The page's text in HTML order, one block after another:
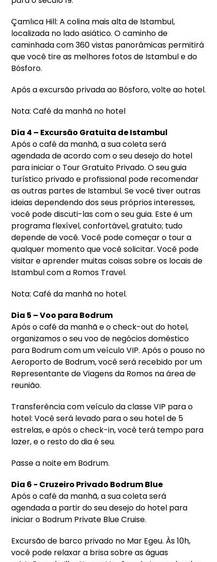
Çamlıca Hill: A colina mais alta de Istambul,
localizada no lado asiático. O caminho de
caminhada com 360 vistas panorâmicas permitirá
que você tire as melhores fotos de Istambul e do
Bósforo.
Após a excursão privada ao Bósforo, volte ao hotel.
Nota: Café da manhã no hotel
Dia 4 – Excursão Gratuita de Istambul
Após o café da manhã, a sua coleta será
agendada de acordo com o seu desejo do hotel
para iniciar o Tour Gratuito Privado. O seu guia
turístico privado e profissional pode recomendar
as outras partes de Istambul. Se você tiver outras
ideias dependendo dos seus próprios interesses,
você pode discuti-las com o seu guia. Este é um
programa flexível, confortável, gratuito; tudo
depende de você. Você pode começar o tour a
qualquer momento que você solicitar. Você pode
visitar e aprender muitas coisas sobre os locais de
Istambul com a Romos Travel.
Nota: Café da manhã no hotel.
Dia 5 – Voo para Bodrum
Após o café da manhã e o check-out do hotel,
organizamos o seu voo de negócios doméstico
para Bodrum com um veículo VIP. Após o pouso no
Aeroporto de Bodrum, você será recebido por um
Representante de Viagens da Romos na área de
reunião.
Transferência com veículo da classe VIP para o
hotel: Você será levado para o seu hotel de 5
estrelas, e após o check-in, você terá tempo para
lazer, e o resto do dia é seu.
Passe a noite em Bodrum.
Dia 6 - Cruzeiro Privado Bodrum Blue
Após o café da manhã, a sua coleta será
agendada a partir do seu desejo do hotel para
iniciar o Bodrum Private Blue Cruise.
Excursão de barco privado no Mar Egeu. Às 10h,
você pode relaxar a brisa sobre as águas